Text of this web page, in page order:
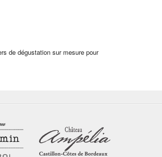
de dégustation sur mesure pour